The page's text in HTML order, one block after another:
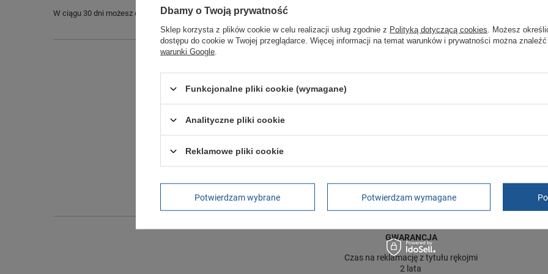
W ciągu 30 dni możesz dokonać zwrotu bądź wymiany towaru bez podania przyczyny.
Długość towaru w centymetrach
GWARANCJA
Czas na reklamację z tytułu rękojmi
2 lata
Dbamy o Twoją prywatność
Sklep korzysta z plików cookie w celu realizacji usług zgodnie z Polityką dotyczącą cookies . Możesz
dostępu do cookie w Twojej przeglądarce. Więcej informacji na temat warunków i prywatności można
warunki Google
Funkcjonalne pliki cookie (wymagane)
Analityczne pliki cookie
Reklamowe pliki cookie
Potwierdzam wybrane Potwierdzam wymagane